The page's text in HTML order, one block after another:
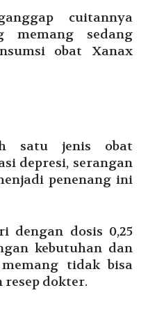
cuitannya
memang sedang
obat Xanax
satu jenis obat
depresi, serangan
penenang ini
dengan dosis 0,25
kebutuhan dan
tidak bisa
resep dokter.